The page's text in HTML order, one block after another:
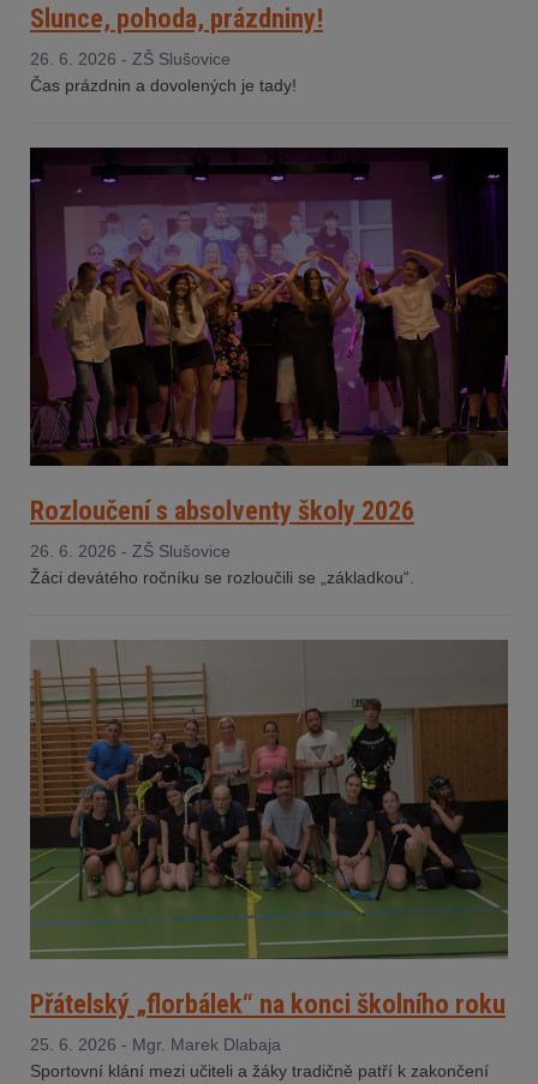
Slunce, pohoda, prázdniny!
26. 6. 2026 - ZŠ Slušovice
Čas prázdnin a dovolených je tady!
Rozloučení s absolventy školy 2026
26. 6. 2026 - ZŠ Slušovice
Žáci devátého ročníku se rozloučili se „základkou“.
Přátelský „florbálek“ na konci školního roku
25. 6. 2026 - Mgr. Marek Dlabaja
Sportovní klání mezi učiteli a žáky tradičně patří k zakončení